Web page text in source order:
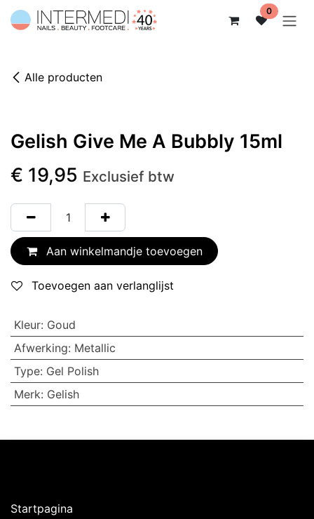
Overslaan naar inhoud 0
Alle producten
Gelish Give Me A Bubbly 15ml
€ 19,95 Exclusief btw
Aan winkelmandje toevoegen
Toevoegen aan verlanglijst
Kleur: Goud
Afwerking: Metallic
Type: Gel Polish
Merk: Gelish
Startpagina